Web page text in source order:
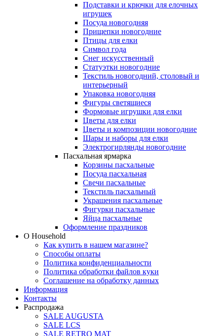
Подставки и крючки для елочных
игрушек
Посуда новогодняя
Прищепки новогодние
Птицы для елки
Символ года
Снег искусственный
Статуэтки новогодние
Текстиль новогодний, столовый и
интерьерный
Упаковка новогодняя
Фигуры светящиеся
Формовые игрушки для елки
Цветы для елки
Цветы и композиции новогодние
Шары и наборы для елки
Электрогирлянды новогодние
Пасхальная ярмарка
Корзины пасхальные
Посуда пасхальная
Свечи пасхальные
Текстиль пасхальный
Украшения пасхальные
Фигурки пасхальные
Яйца пасхальные
Оформление праздников
О Household
Как купить в нашем магазине?
Способы оплаты
Политика конфиденциальности
Политика обработки файлов куки
Соглашение на обработку данных
Информация
Контакты
Распродажа
SALE AUGUSTA
SALE LCS
SALE RETRO MAT